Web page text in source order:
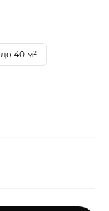
до 40 м²